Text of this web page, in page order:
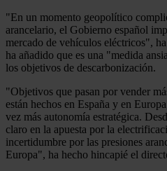
"En un momento geopolítico
arancelario, el Gobierno español
mercado de vehículos eléctricos",
ha añadido que es una "medida
los objetivos de descarbonización.
"Objetivos que pasan por vender
están hechos en España y en
vez más autonomía estratégica.
claro en la apuesta por la
incertidumbre por las presiones
Europa", ha hecho hincapié el